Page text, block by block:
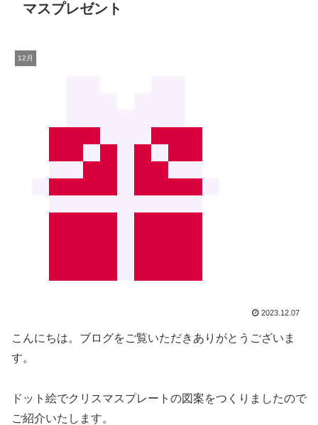
マスプレゼント
12月
2023.12.07
こんにちは。ブログをご覧いただきありがとうございま
す。
ドット絵でクリスマスプレートの図案をつくりましたので
ご紹介いたします。